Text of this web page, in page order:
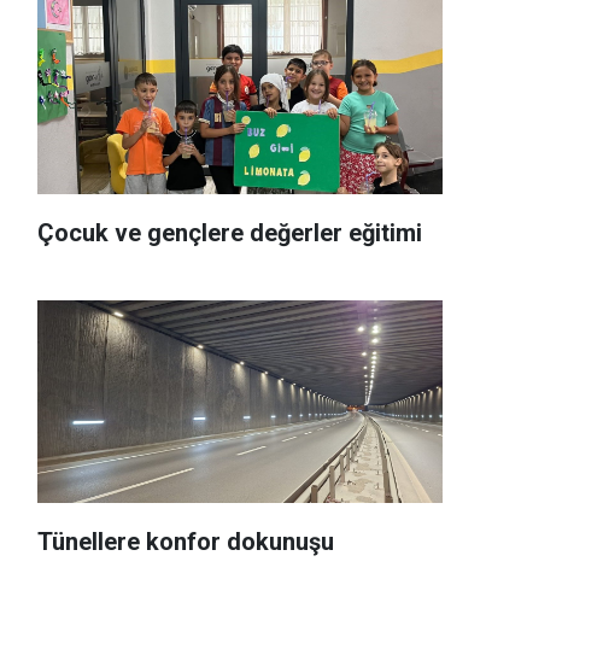
Çocuk ve gençlere değerler eğitimi
Tünellere konfor dokunuşu